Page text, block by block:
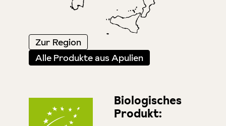
Zur Region
Alle Produkte aus Apulien
Biologisches
Produkt: